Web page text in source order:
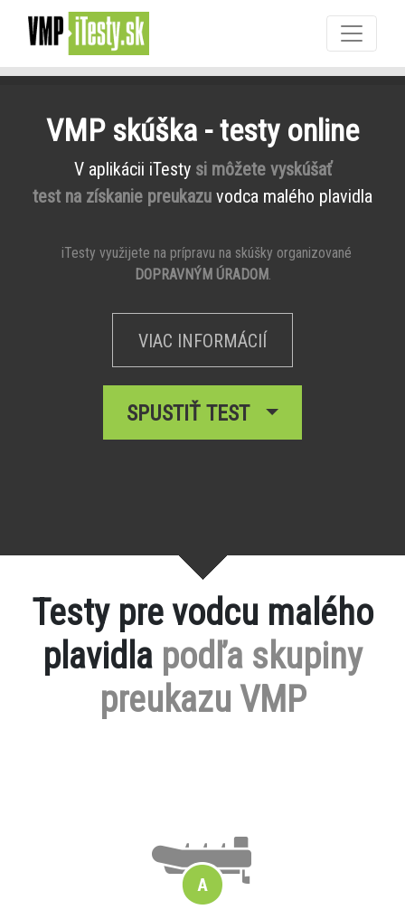
VMP skúška - testy online
V aplikácii iTesty si môžete vyskúšať
test na získanie preukazu vodca malého plavidla
iTesty využijete na prípravu na skúšky organizované
DOPRAVNÝM ÚRADOM.
VIAC INFORMÁCIÍ
SPUSTIŤ TEST
Testy pre vodcu malého
plavidla podľa skupiny
preukazu VMP